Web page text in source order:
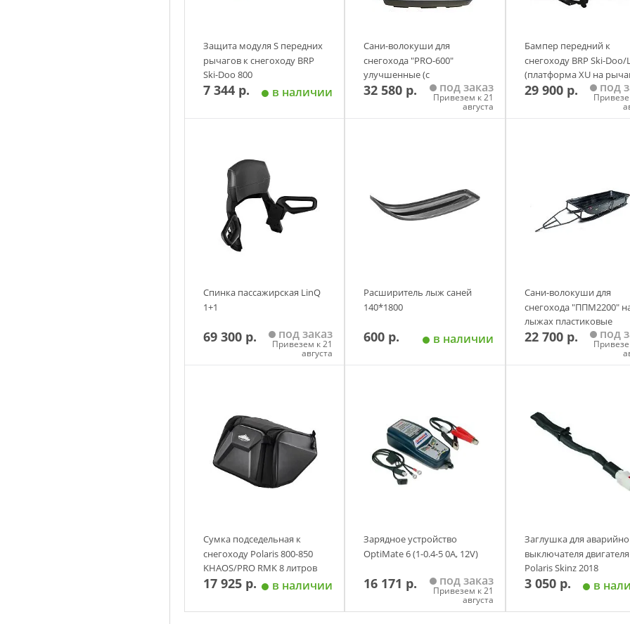
Защита модуля S передних
рычагов к снегоходу BRP
Ski-Doo 800
Summit/Renegade
7 344 р. в наличии
Сани-волокуши для
снегохода "PRO-600"
улучшенные (с
отбойником, демпфером и
накладками) серый
32 580 р. под заказ
Привезем к 21
августа
Бампер передний к
снегоходу BRP Ski-Doo/
(платформа XU на
RIVAL
29 900 р. под
Спинка пассажирская LinQ
1+1
69 300 р. под заказ
Привезем к 21
августа
Расширитель лыж саней
140*1800
600 р. в наличии
Сани-волокуши для
снегохода "ППМ2200"
лыжах пластиковые
черный
22 700 р. под
Сумка подседельная к
снегоходу Polaris 800-850
KHAOS/PRO RMK 8 литров
(платформа Axys)
17 925 р. в наличии
Зарядное устройство
OptiMate 6 (1-0.4-5 0A, 12V)
16 171 р. под заказ
Привезем к 21
августа
Заглушка для
выключателя двигателя
Polaris Skinz 2018
3 050 р. в